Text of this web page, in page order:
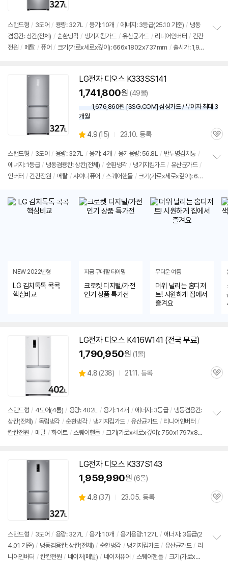
뷰
스탠드형 / 3도어 / 용량: 327L / 용기: 10개 / 에너지: 3등급(25.10 기준) / 냉동
겸용칸: 상칸(전체) / 순환냉각 / 냉기지킴가드 / 유산균가드 / 리니어인버터 / 칸칸
전원 / 메탈 / 퓨어 / 크기(가로x세로x깊이): 666x1802x737mm / 출시가: 1,90
LG전자 디오스 K333SS141
1,741,800원 (49몰)
1,676,860원 [SSG.COM] 삼성카드 / 무이자 최대 3
개월
별
점
4.9 (상
리
뷰
15) 23.10. 등록
관
스탠드형 / 3도어 / 용량: 327L / 용기: 4개 / 용기용량: 56.8L / 반투명김치통 /
에너지: 1등급 / 냉동겸용칸: 상칸(전체) / 순환냉각 / 냉기지킴가드 / 유산균가드 /
인버터 / 칸칸전원 / 메탈 / 샤이니퓨어 / 스퀘어핸들 / 크기(가로x세로x깊이): 66
치
기
NEW 2022년형
LG 김치톡톡 콕콕
핵심비교
지금 구매할 타이밍
크로켓 디지털/가전
인기 상품 특가전
무더운 여름
더위 날리는 홈디저
트! 시원하게 집에서
즐겨요
LG전자 디오스 K416W141 (전국 무료)
1,790,950원 (1몰)
별
4.8 (상
뷰
238) 21.11. 등록
관
스탠드형 / 4도어(4룸) / 용량: 402L / 용기: 14개 / 에너지: 3등급 / 냉동겸용칸:
상칸(전체) / 독립냉각 / 순환냉각 / 냉기지킴가드 / 유산균가드 / 리니어인버터 /
칸칸전원 / 메탈 / 화이트 / 스퀘어핸들 / 크기(가로x세로x깊이): 750x1797x801
LG전자 디오스 K337S143
1,959,990원 (6몰)
별
4.8 (상
뷰
37) 23.05. 등록
관
스탠드형 / 3도어 / 용량: 327L / 용기: 10개 / 용기용량: 127L / 에너지: 3등급(2
4.01 기준) / 냉동겸용칸: 상칸(전체) / 순환냉각 / 냉기지킴가드 / 유산균가드 / 리
니어인버터 / 칸칸전원 / 네이처(메탈) / 네이처퓨어 / 스퀘어핸들 / 크기(가로x세